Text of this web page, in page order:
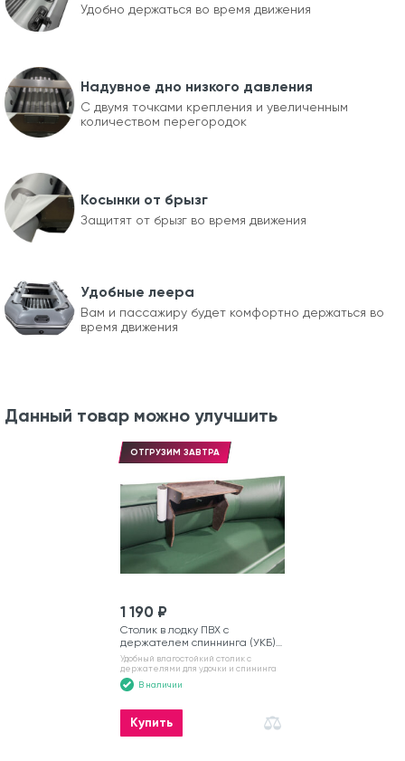
Удобно держаться во время движения
Надувное дно низкого давления
С двумя точками крепления и увеличенным
количеством перегородок
Косынки от брызг
Защитят от брызг во время движения
Удобные леера
Вам и пассажиру будет комфортно держаться во
время движения
Данный товар можно улучшить
ОТГРУЗИМ ЗАВТРА
1 190 ₽
Столик в лодку ПВХ с
держателем спиннинга (УКБ)
№6
Удобный влагостойкий столик с
держателями для удочки и спининга
В наличии
Купить